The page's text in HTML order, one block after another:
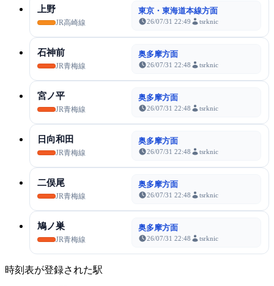
上野
JR高崎線
東京・東海道本線方面
26/07/31 22:49 tsrknic
石神前
JR青梅線
奥多摩方面
26/07/31 22:48 tsrknic
宮ノ平
JR青梅線
奥多摩方面
26/07/31 22:48 tsrknic
日向和田
JR青梅線
奥多摩方面
26/07/31 22:48 tsrknic
二俣尾
JR青梅線
奥多摩方面
26/07/31 22:48 tsrknic
鳩ノ巣
JR青梅線
奥多摩方面
26/07/31 22:48 tsrknic
時刻表が登録された駅